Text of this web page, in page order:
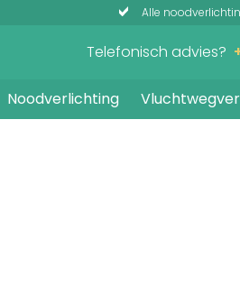
Alle
Telefonisch advies?
Noodverlichting